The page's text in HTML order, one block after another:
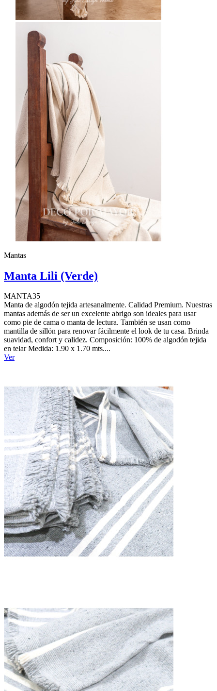
Mantas
Manta Lili (Verde)
MANTA35
Manta de algodón tejida artesanalmente. Calidad Premium. Nuestras
mantas además de ser un excelente abrigo son ideales para usar
como pie de cama o manta de lectura. También se usan como
mantilla de sillón para renovar fácilmente el look de tu casa. Brinda
suavidad, confort y calidez. Composición: 100% de algodón tejida
en telar Medida: 1.90 x 1.70 mts....
Ver